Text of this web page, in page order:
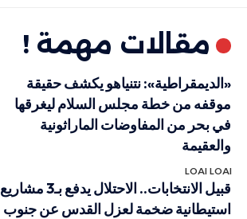
مقالات مهمة !
«الديمقراطية»: نتنياهو يكشف حقيقة
موقفه من خطة مجلس السلام ليغرقها
في بحر من المفاوضات الماراثونية
والعقيمة
LOAI LOAI
قبيل الانتخابات.. الاحتلال يدفع بـ3 مشاريع
استيطانية ضخمة لعزل القدس عن جنوب